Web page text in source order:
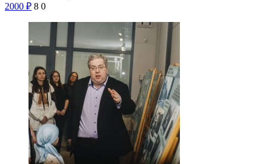
2000 ₽ 8 0